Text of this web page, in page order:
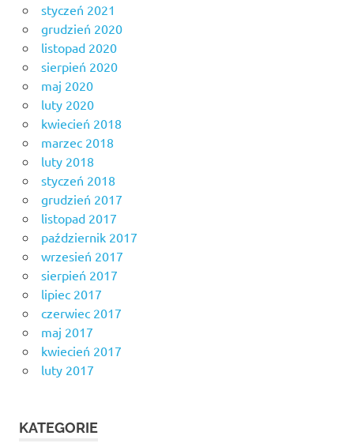
styczeń 2021
grudzień 2020
listopad 2020
sierpień 2020
maj 2020
luty 2020
kwiecień 2018
marzec 2018
luty 2018
styczeń 2018
grudzień 2017
listopad 2017
październik 2017
wrzesień 2017
sierpień 2017
lipiec 2017
czerwiec 2017
maj 2017
kwiecień 2017
luty 2017
KATEGORIE